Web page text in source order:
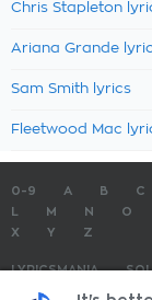
Chris Stapleton
Ariana Grande
Sam Smith lyrics
Fleetwood Mac
0-9 A B C
M N O
X
Y Z
LYRICSMANIA
TOP 100 LYRICS